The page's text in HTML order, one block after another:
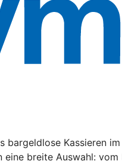
bargeldlose Kassieren
breite Auswahl: